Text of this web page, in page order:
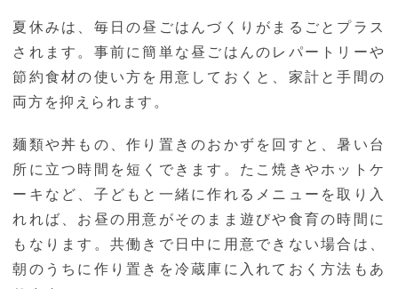
夏休みは、毎日の昼ごはんづくりがまるごとプラス
されます。事前に簡単な昼ごはんのレパートリーや
節約食材の使い方を用意しておくと、家計と手間の
両方を抑えられます。
麺類や丼もの、作り置きのおかずを回すと、暑い台
所に立つ時間を短くできます。たこ焼きやホットケ
ーキなど、子どもと一緒に作れるメニューを取り入
れれば、お昼の用意がそのまま遊びや食育の時間に
もなります。共働きで日中に用意できない場合は、
朝のうちに作り置きを冷蔵庫に入れておく方法もあ